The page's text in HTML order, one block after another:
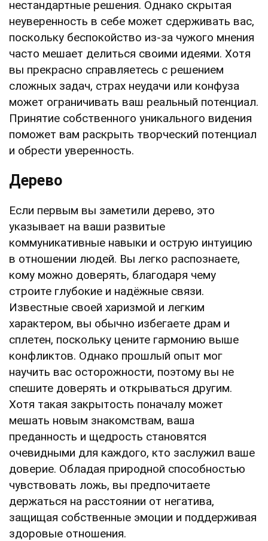
нестандартные решения. Однако скрытая
неуверенность в себе может сдерживать вас,
поскольку беспокойство из-за чужого мнения
часто мешает делиться своими идеями. Хотя
вы прекрасно справляетесь с решением
сложных задач, страх неудачи или конфуза
может ограничивать ваш реальный потенциал.
Принятие собственного уникального видения
поможет вам раскрыть творческий потенциал
и обрести уверенность.
Дерево
Если первым вы заметили дерево, это
указывает на ваши развитые
коммуникативные навыки и острую интуицию
в отношении людей. Вы легко распознаете,
кому можно доверять, благодаря чему
строите глубокие и надёжные связи.
Известные своей харизмой и легким
характером, вы обычно избегаете драм и
сплетен, поскольку цените гармонию выше
конфликтов. Однако прошлый опыт мог
научить вас осторожности, поэтому вы не
спешите доверять и открываться другим.
Хотя такая закрытость поначалу может
мешать новым знакомствам, ваша
преданность и щедрость становятся
очевидными для каждого, кто заслужил ваше
доверие. Обладая природной способностью
чувствовать ложь, вы предпочитаете
держаться на расстоянии от негатива,
защищая собственные эмоции и поддерживая
здоровые отношения.